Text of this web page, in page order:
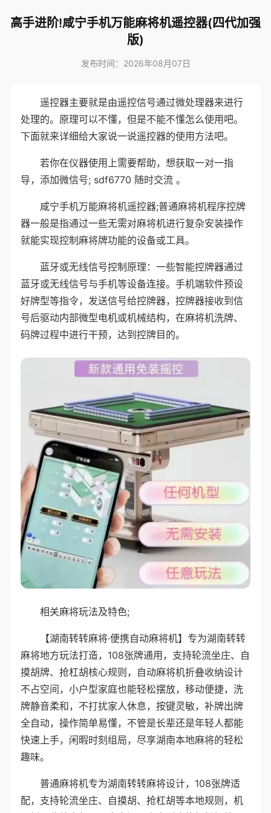
高手进阶!咸宁手机万能麻将机遥控器(四代加强
版)
发布时间：2026年08月07日
遥控器主要就是由遥控信号通过微处理器来进行
处理的。原理可以不懂，但是不能不懂怎么使用吧。
下面就来详细给大家说一说遥控器的使用方法吧。
若你在仪器使用上需要帮助，想获取一对一指
导，添加微信号; sdf6770 随时交流 。
咸宁手机万能麻将机遥控器;普通麻将机程序控牌
器一般是指通过一些无需对麻将机进行复杂安装操作
就能实现控制麻将牌功能的设备或工具。
蓝牙或无线信号控制原理：一些智能控牌器通过
蓝牙或无线信号与手机等设备连接。手机端软件预设
好牌型等指令，发送信号给控牌器，控牌器接收到信
号后驱动内部微型电机或机械结构，在麻将机洗牌、
码牌过程中进行干预，达到控牌目的。
相关麻将玩法及特色;
【湖南转转麻将·便携自动麻将机】专为湖南转转
麻将地方玩法打造，108张牌通用，支持轮流坐庄、自
摸胡牌、抢杠胡核心规则，自动麻将机折叠收纳设计
不占空间，小户型家庭也能轻松摆放，移动便捷，洗
牌静音柔和，不打扰家人休息，按键灵敏，补牌出牌
全自动，操作简单易懂，不管是长辈还是年轻人都能
快速上手，闲暇时刻组局，尽享湖南本地麻将的轻松
趣味。
普通麻将机专为湖南转转麻将设计，108张牌适
配，支持轮流坐庄、自摸胡、抢杠胡等本地规则，机